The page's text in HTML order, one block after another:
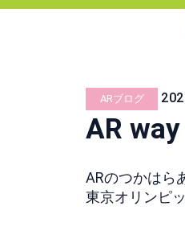
ARブログ
AR
ARのつかはら
東京オリンピ